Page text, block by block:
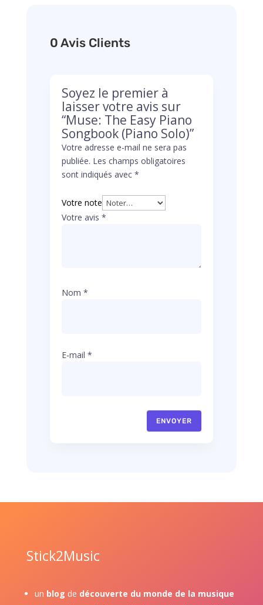
0 Avis Clients
Soyez le premier à
laisser votre avis sur
“Muse: The Easy Piano
Songbook (Piano Solo)”
Votre adresse e-mail ne sera pas
publiée. Les champs obligatoires
sont indiqués avec *
Votre note
Votre avis *
Nom *
E-mail *
ENVOYER
Stick2Music
un blog de découverte du monde de la musique